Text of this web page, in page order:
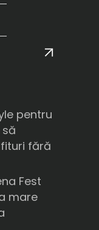
pentru
fără
Fest
mare